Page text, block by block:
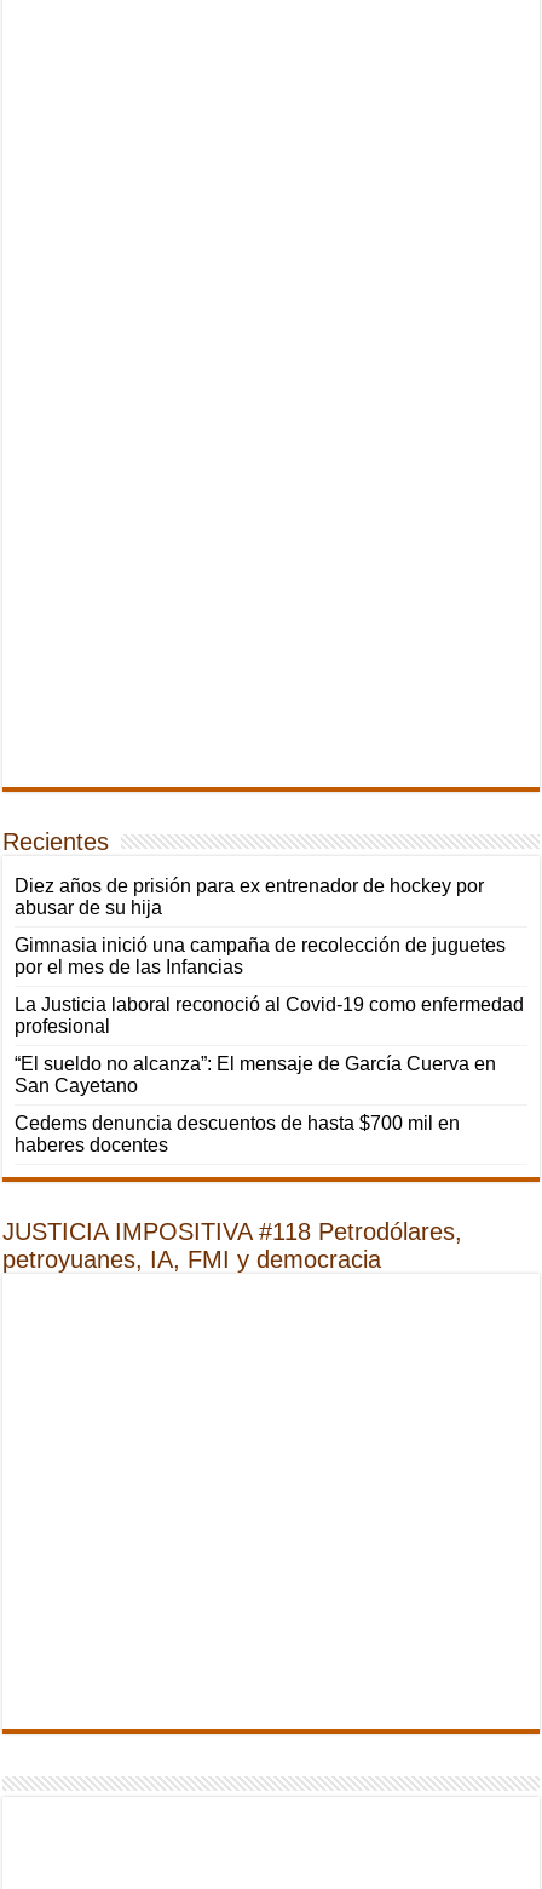
Recientes
Diez años de prisión para ex entrenador de hockey por
abusar de su hija
Gimnasia inició una campaña de recolección de juguetes
por el mes de las Infancias
La Justicia laboral reconoció al Covid-19 como enfermedad
profesional
“El sueldo no alcanza”: El mensaje de García Cuerva en
San Cayetano
Cedems denuncia descuentos de hasta $700 mil en
haberes docentes
JUSTICIA IMPOSITIVA #118 Petrodólares,
petroyuanes, IA, FMI y democracia